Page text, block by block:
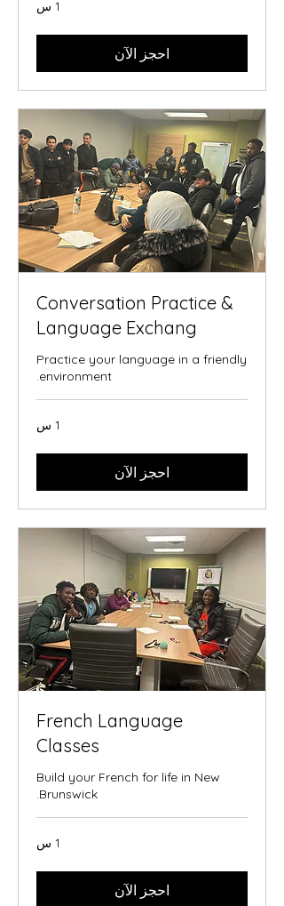
1 س
احجز الآن
Conversation Practice &
Language Exchang
Practice your language in a friendly
environment.
1 س
احجز الآن
French Language
Classes
Build your French for life in New
Brunswick.
1 س
احجز الآن